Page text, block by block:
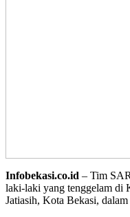
Infobekasi.co.id – Tim
laki-laki yang tenggelam di
Jatiasih, Kota Bekasi,